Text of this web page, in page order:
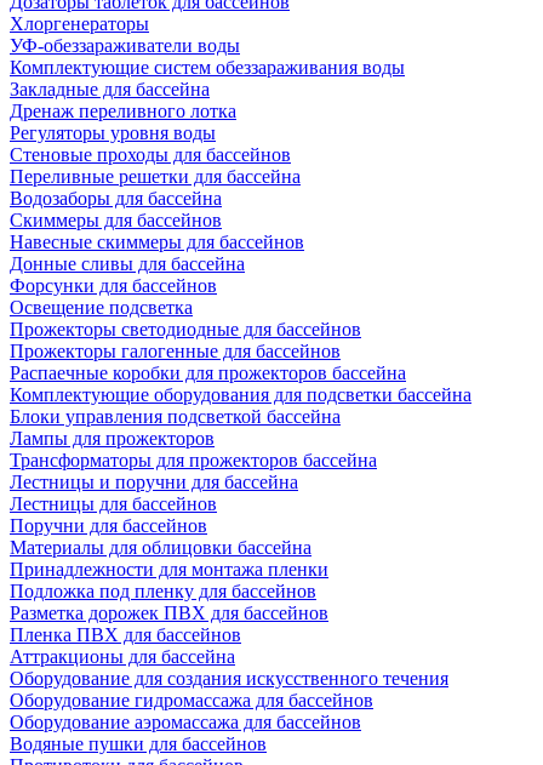
Хлоргенераторы
УФ-обеззараживатели воды
Комплектующие систем обеззараживания воды
Закладные для бассейна
Дренаж переливного лотка
Регуляторы уровня воды
Стеновые проходы для бассейнов
Переливные решетки для бассейна
Водозаборы для бассейна
Скиммеры для бассейнов
Навесные скиммеры для бассейнов
Донные сливы для бассейна
Форсунки для бассейнов
Освещение подсветка
Прожекторы светодиодные для бассейнов
Прожекторы галогенные для бассейнов
Распаечные коробки для прожекторов бассейна
Комплектующие оборудования для подсветки бассейна
Блоки управления подсветкой бассейна
Лампы для прожекторов
Трансформаторы для прожекторов бассейна
Лестницы и поручни для бассейна
Лестницы для бассейнов
Поручни для бассейнов
Материалы для облицовки бассейна
Принадлежности для монтажа пленки
Подложка под пленку для бассейнов
Разметка дорожек ПВХ для бассейнов
Пленка ПВХ для бассейнов
Аттракционы для бассейна
Оборудование для создания искусственного течения
Оборудование гидромассажа для бассейнов
Оборудование аэромассажа для бассейнов
Водяные пушки для бассейнов